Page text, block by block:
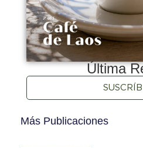
Última
Más Publicaciones